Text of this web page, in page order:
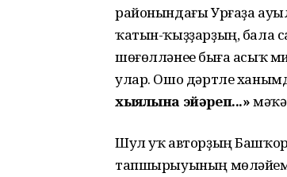
районындағы Урғаҙа
ҡатын-ҡыҙҙарҙың, бала
шөғөлләнеүе быға асыҡ
улар. Ошо дәртле
хыялына эйәреп...»
Шул уҡ авторҙың
тапшырыуының мөләйем